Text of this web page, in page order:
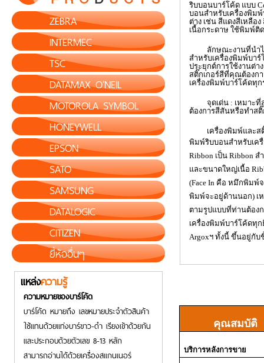
ZEBRA
INTERMEC
TSC
DATAMAX O'NEIL
MOTOROLA SYMBOL
HONEYWELL
EPSON
SATO
SAMSUNG
DATALOGIC
CITIZEN
ยี่ห้ออื่นๆ
แหล่งความรู้
ความหมายของบาร์โค้ด
บาร์โค้ด หมายถึง เลขหมายประจำตัวสินค้า
ใช้แทนด้วยแท่งบาร์ขาว-ดำ เรียงเข้าด้วยกัน
และประกอบด้วยตัวเลข 8-13 หลัก
สามารถอ่านได้ด้วยเครื่องสแกนเนอร์
ริบบอนบาร์โค้ด แบบ
บอนสำหรับเครื่องพิม
ต่าง เช่น สีแดงสีเหลือ
เนื้อกระดาษ ใช้พิมพ์ติ
ลักษณะงานที่นำไ
สำหรับเครื่องพิมพ์บา
ประยุกต์การใช้งานต่า
สติ๊กเกอร์สีที่คุณต้องก
เครื่องพิมพ์บาร์โค้ดทุก
จุดเด่น : เหมาะที่สุ
ต้องการสีสันหรือทำส
เครื่องพิมพ์และสติ๊
พิมพ์ริบบอนสำหรับเค
Ribbon เป็น Ribbon ส
และขนาดใหญ่เนื้อ
(Face In คือ หมึกพิมพ์
พิมพ์จะอยู่ด้านนอก) เ
ตามรูปแบบที่ท่านต้อง
เครื่องพิมพ์บาร์โค้ดทุ
Argoxฯ ทั้งนี้ ขึ้นอยู่กับ
คุณสมบัติ
บริการหลังการขาย